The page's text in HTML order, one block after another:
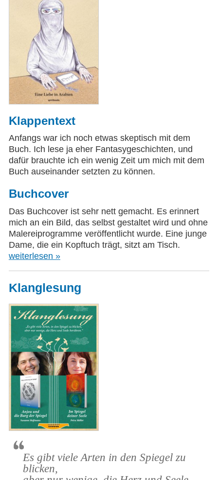
Klappentext
Anfangs war ich noch etwas skeptisch mit dem
Buch. Ich lese ja eher Fantasygeschichten, und
dafür brauchte ich ein wenig Zeit um mich mit dem
Buch auseinander setzten zu können.
Buchcover
Das Buchcover ist sehr nett gemacht. Es erinnert
mich an ein Bild, das selbst gestaltet wird und ohne
Malereiprogramme veröffentlicht wurde. Eine junge
Dame, die ein Kopftuch trägt, sitzt am Tisch.
weiterlesen »
Klanglesung
Es gibt viele Arten in den Spiegel zu
blicken,